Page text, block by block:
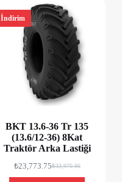
İndirim
BKT 13.6-36 Tr 135
(13.6/12-36) 8Kat
Traktör Arka Lastiği
₺33,970.86
₺23,773.75